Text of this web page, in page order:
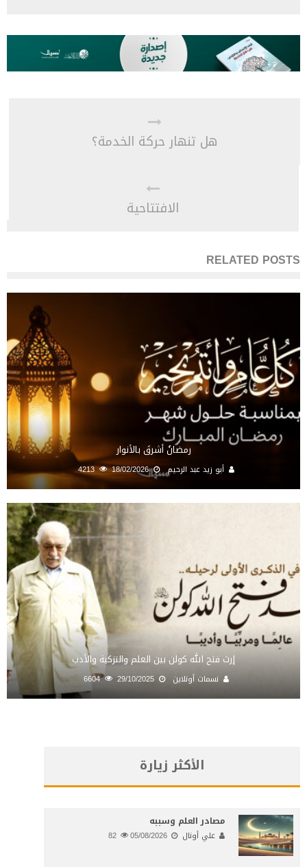
هل تنهار حركة الخدمة؟
الافتتاحية
RELATED POSTS
رمضانُ أشرقَ بالأنوار
أبو زيد عبد الرحيم 18/02/2026
4213
إرث فتح الله كولن بين العلم والتزكية والأدب
نسمات أونلاين 29/10/2025
6604
الأكثر زيارة
مصادر العلم وسببه
علي أونال 05/08/2026